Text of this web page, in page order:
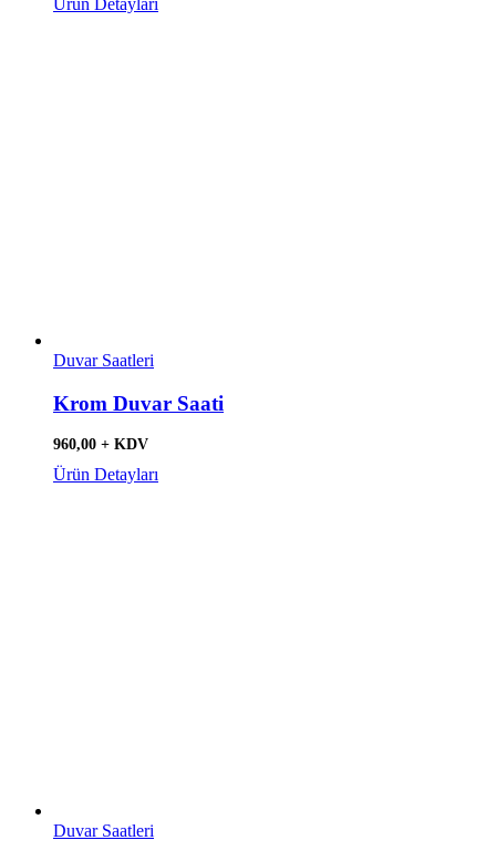
Duvar Saatleri
Krom Duvar Saati
960,00 + KDV
Ürün Detayları
Duvar Saatleri